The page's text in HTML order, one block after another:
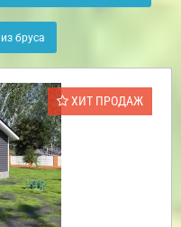
бруса
ХИТ ПРОДАЖ